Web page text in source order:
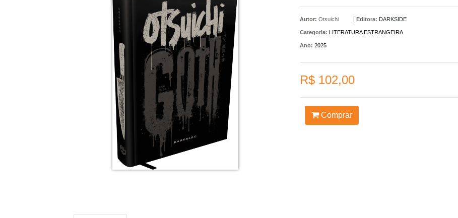
Autor: Otsuichi | Editora: DARKSIDE
Categoria: LITERATURA ESTRANGEIRA
Ano: 2025
R$ 102,00
Comprar